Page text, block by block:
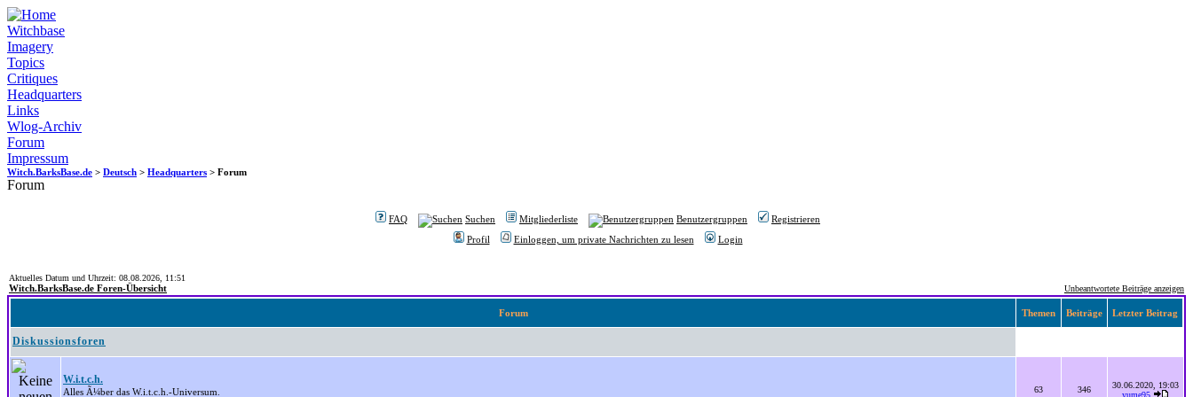
Witchbase
Imagery
Topics
Critiques
Headquarters
Links
Wlog-Archiv
Forum
Impressum
Witch.BarksBase.de > Deutsch > Headquarters > Forum
Forum
FAQ Suchen Mitgliederliste Benutzergruppen
Registrieren
Profil
Einloggen, um private Nachrichten zu lesen Login
Aktuelles Datum und Uhrzeit: 08.08.2026, 11:51
Witch.BarksBase.de Foren-Übersicht Unbeantwortete Beiträge anzeigen
Forum Themen Beiträge Letzter Beitrag
Diskussionsforen
W.i.t.c.h.
Alles Ã¼ber das W.i.t.c.h.-Universum. 63 346
30.06.2020, 19:03
yume95